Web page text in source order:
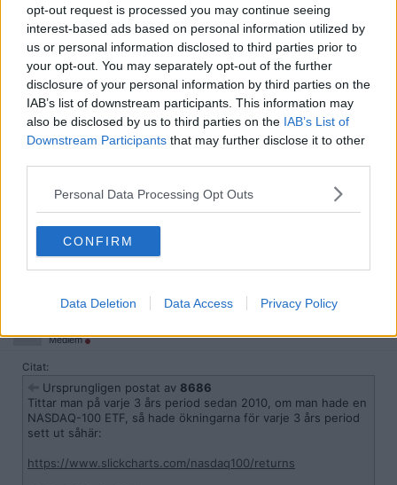
opt-out request is processed you may continue seeing
interest-based ads based on personal information utilized by
us or personal information disclosed to third parties prior to
your opt-out. You may separately opt-out of the further
disclosure of your personal information by third parties on the
IAB’s list of downstream participants. This information may
also be disclosed by us to third parties on the IAB’s List of
Downstream Participants that may further disclose it to other
Personal Data Processing Opt Outs
CONFIRM
Data Deletion Data Access Privacy Policy
Citat:
Ursprungligen postat avXpander-
Om man äger det utan lån är väl en sak, men hade aldrig
suttit med en massa lån för att ta del av en lägenhet i
Stockholm, då hade jag hellre hyrt och investerat.
Den största fördelen med att hyra och istället ha ett fritt
kassaflöde icke bundet till sitt boende är den frihet man får
att enkelt flytta, man kanske vill bo delvis utomlands delvis i
För mig är det inga problem att hyra ut, bor i en extremt liberal
förening.
Sedan kommer det bli ännu mer lätt att hyra ut efter 1a juli i år när
de röstar igenom det nya lagförslaget (20e maj) om att det blir
enklare att hyra ut i andrahand för bostadsrätt.
2026-04-21, 12:22
Medlem
Citat:
Ursprungligen postat av 8686
Tittar man på varje 3 års period sedan 2010, om man hade en
NASDAQ-100 ETF, så hade ökningarna för varje 3 års period
sett ut såhär:
https://www.slickcharts.com/nasdaq100/returns